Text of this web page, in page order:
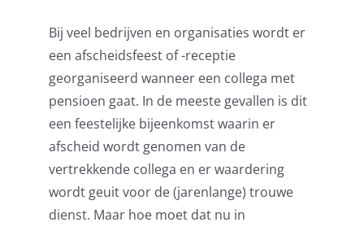
Pensioenblij
Contact
Bij veel bedrijven en organisaties wordt er
een afscheidsfeest of -receptie
georganiseerd wanneer een collega met
pensioen gaat. In de meeste gevallen is dit
een feestelijke bijeenkomst waarin er
afscheid wordt genomen van de
vertrekkende collega en er waardering
wordt geuit voor de (jarenlange) trouwe
dienst. Maar hoe moet dat nu in